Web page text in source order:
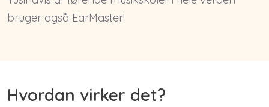
bruger også EarMaster!
Hvordan virker det?